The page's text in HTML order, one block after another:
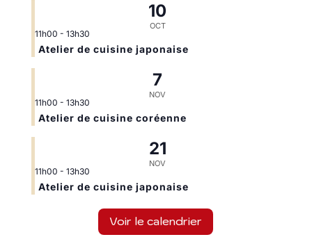
10
OCT
11h00 - 13h30
Atelier de cuisine japonaise
7
NOV
11h00 - 13h30
Atelier de cuisine coréenne
21
NOV
11h00 - 13h30
Atelier de cuisine japonaise
Voir le calendrier